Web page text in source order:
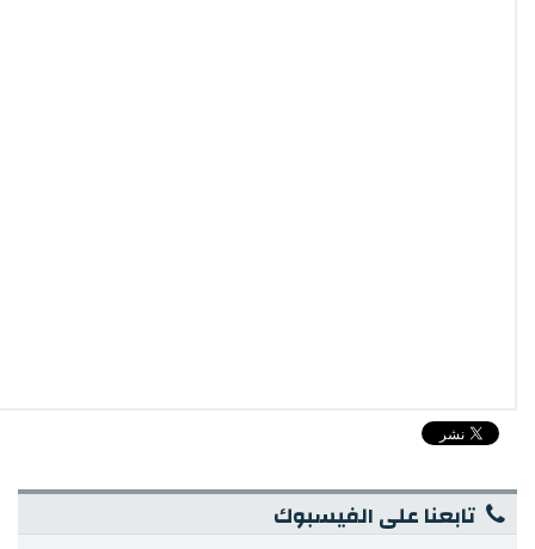
تابعنا على الفيسبوك